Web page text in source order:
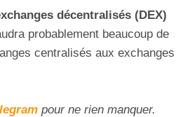
décentralisés (DEX)
probablement beaucoup de
centralisés aux exchanges
pour ne rien manquer.